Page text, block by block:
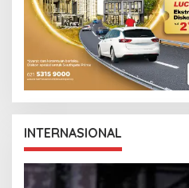
INTERNASIONAL